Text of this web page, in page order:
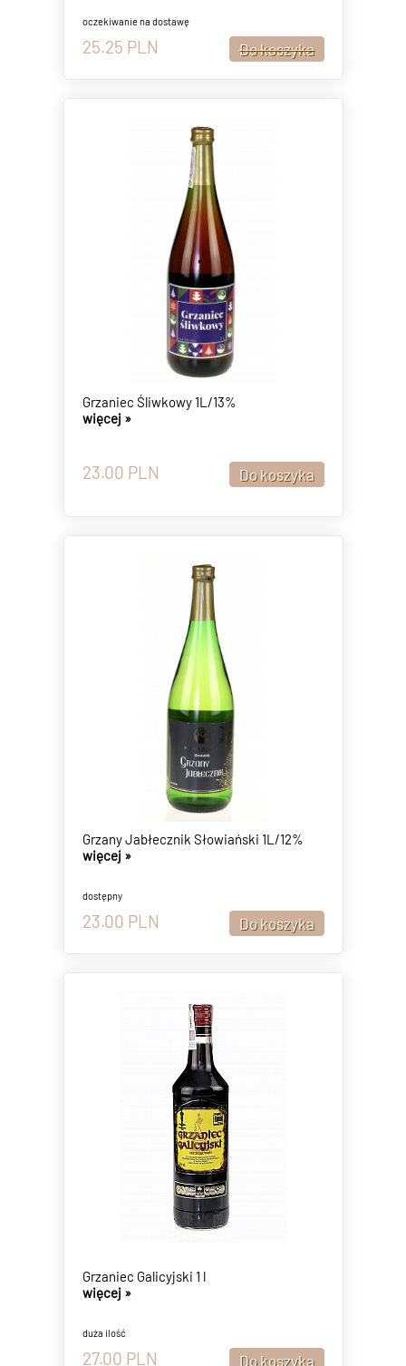
oczekiwanie na dostawę
25.25 PLN
Grzaniec Śliwkowy 1L/13%
więcej »
23.00 PLN
Grzany Jabłecznik Słowiański 1L/12%
więcej »
dostępny
23.00 PLN
Grzaniec Galicyjski 1 l
więcej »
duża ilość
27.00 PLN